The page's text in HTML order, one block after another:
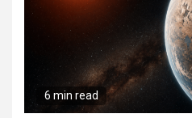
6 min read